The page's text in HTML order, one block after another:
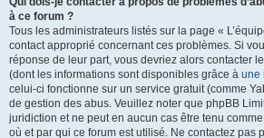
à ce forum ?
Tous les administrateurs listés sur la page «
contact approprié concernant ces problèmes. Si
réponse de leur part, vous devriez alors contacter
(dont les informations sont disponibles grâce à une
celui-ci fonctionne sur un service gratuit (comme
de gestion des abus. Veuillez noter que phpBB
juridiction et ne peut en aucun cas être tenu
où et par qui ce forum est utilisé. Ne contactez pas